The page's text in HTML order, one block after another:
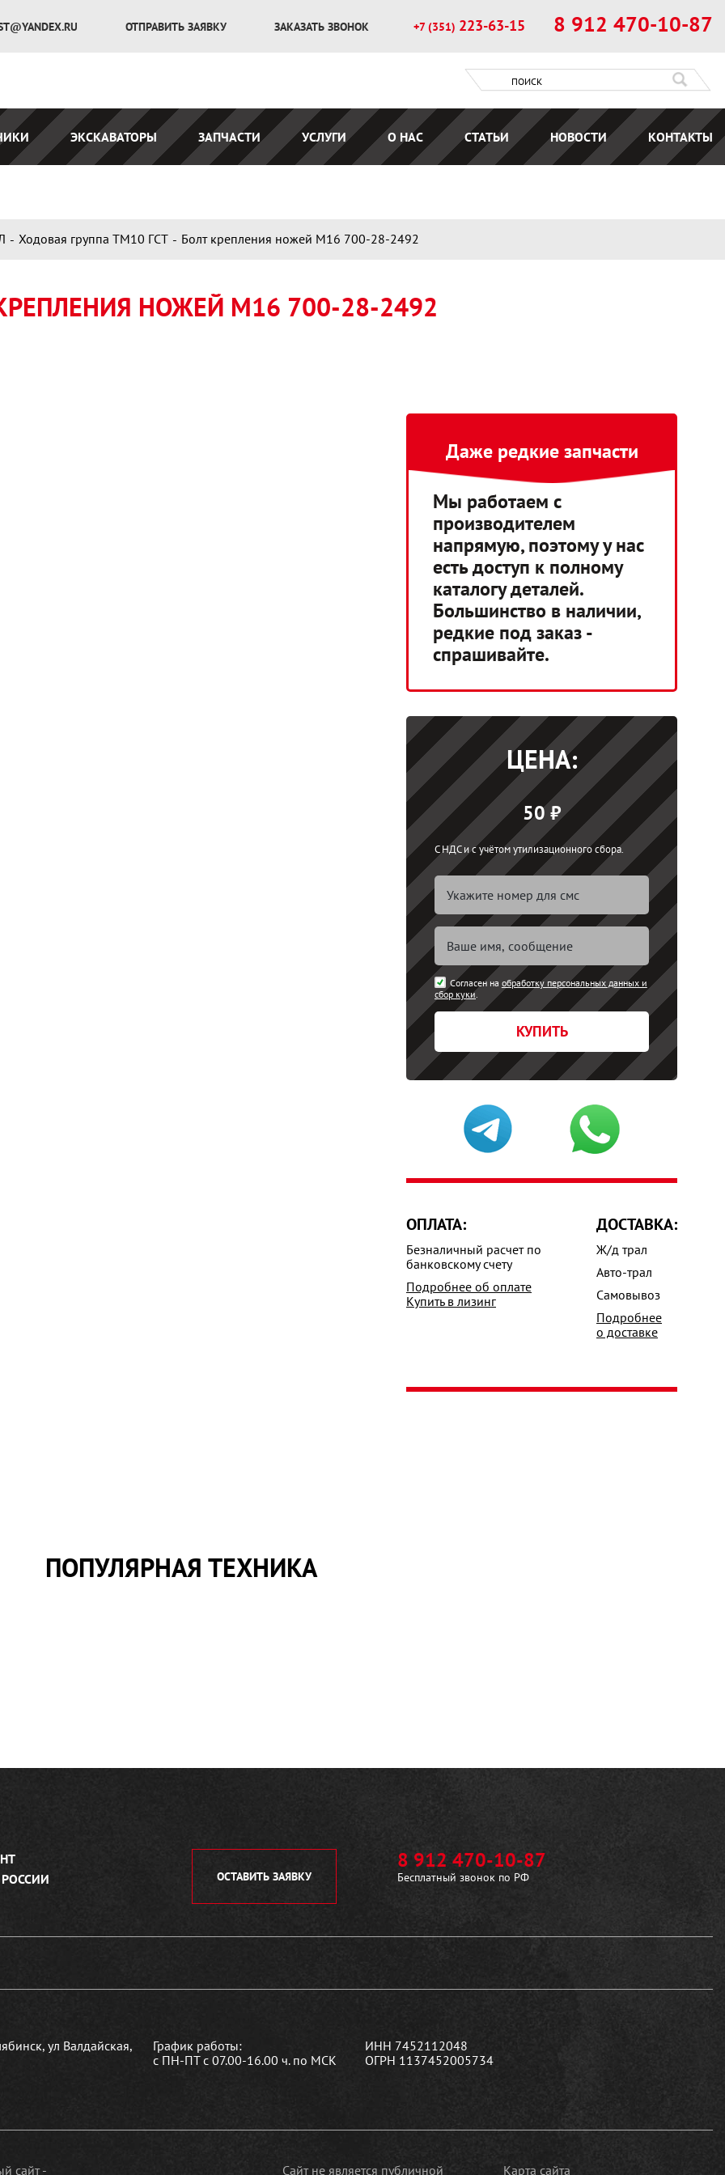
ОТПРАВИТЬ ЗАЯВКУ ЗАКАЗАТЬ ЗВОНОК +7 (351) 223-63-15 8 912 470-10-87
ЭКСКАВАТОРЫ ЗАПЧАСТИ УСЛУГИ О НАС СТАТЬИ НОВОСТИ КОНТАКТЫ
Ходовая группа ТМ10 ГСТ Болт крепления ножей М16 700-28-2492
НОЖЕЙ М16 700-28-2492
Даже редкие запчасти
Мы работаем с
производителем
напрямую, поэтому у нас
есть доступ к полному
каталогу деталей.
Большинство в наличии,
редкие под заказ -
спрашивайте.
ЦЕНА:
50 ₽
С НДС и с учётом утилизационного сбора.
Согласен на обработку персональных данных и
сбор куки.
КУПИТЬ
ОПЛАТА:
Безналичный расчет по
банковскому счету
Подробнее об оплате
Купить в лизинг
ДОСТАВКА:
Ж/д трал
Авто-трал
Самовывоз
Подробнее
о доставке
ПОПУЛЯРНАЯ ТЕХНИКА
ОСТАВИТЬ ЗАЯВКУ
8 912 470-10-87
Бесплатный звонок по РФ
ул Валдайская,
График работы:
с ПН-ПТ с 07.00-16.00 ч. по МСК
ИНН 7452112048
ОГРН 1137452005734
сайт - Сайт не является публичной Карта сайта